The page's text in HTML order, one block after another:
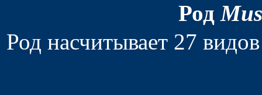
Род
Род насчитывает 27